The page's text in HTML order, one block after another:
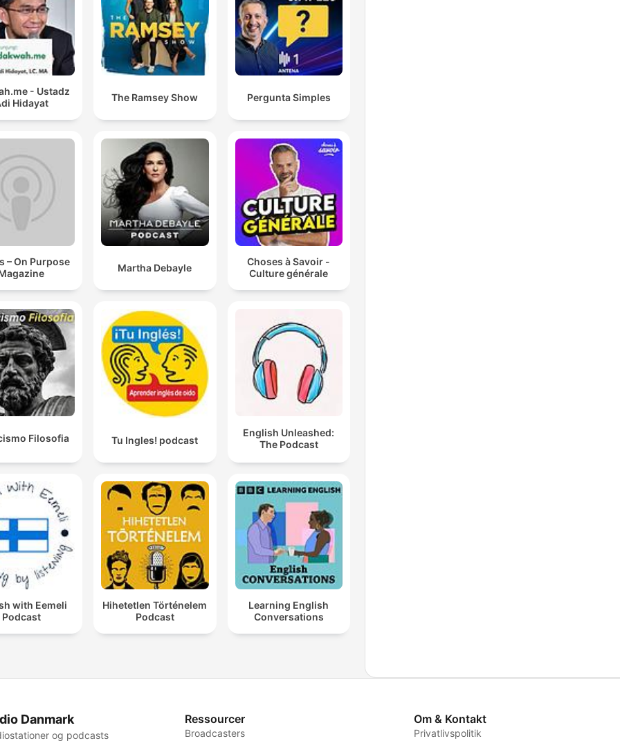
- Ustadz
Hidayat
The Ramsey Show Pergunta Simples
– On Purpose
Martha Debayle
Choses à Savoir -
Culture générale
Filosofia Tu Ingles! podcast
English Unleashed:
The Podcast
with Eemeli
Podcast
Hihetetlen Történelem
Podcast
Learning English
Conversations
Danmark
og podcasts
Ressourcer
Broadcasters
Om & Kontakt
Privatlivspolitik